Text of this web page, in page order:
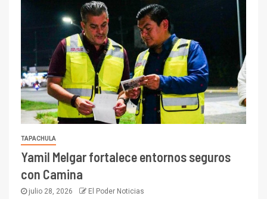
TAPACHULA
Yamil Melgar fortalece entornos seguros
con Camina
julio 28, 2026 El Poder Noticias